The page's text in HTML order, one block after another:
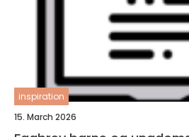
inspiration
15. March 2026